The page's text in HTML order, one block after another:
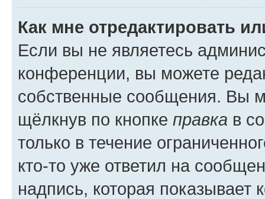
Как мне отредактировать
Если вы не являетесь
конференции, вы можете
собственные сообщения. Вы
щёлкнув по кнопке правка в
только в течение
кто-то уже ответил на
надпись, которая показывает